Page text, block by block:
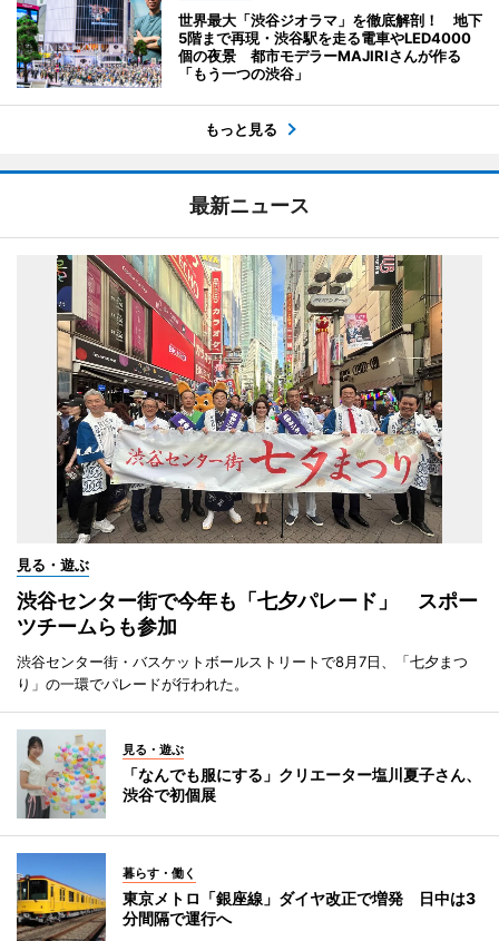
世界最大「渋谷ジオラマ」を徹底解剖！ 地下
5階まで再現・渋谷駅を走る電車やLED4000
個の夜景 都市モデラーMAJIRIさんが作る
「もう一つの渋谷」
もっと見る
最新ニュース
見る・遊ぶ
渋谷センター街で今年も「七夕パレード」 スポー
ツチームらも参加
渋谷センター街・バスケットボールストリートで8月7日、「七夕まつ
り」の一環でパレードが行われた。
見る・遊ぶ
「なんでも服にする」クリエーター塩川夏子さん、
渋谷で初個展
暮らす・働く
東京メトロ「銀座線」ダイヤ改正で増発 日中は3
分間隔で運行へ